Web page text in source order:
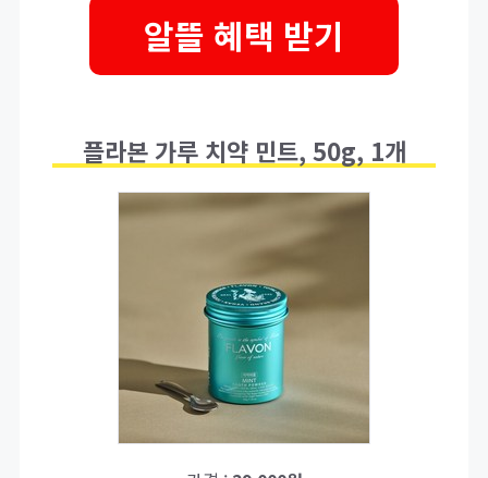
알뜰 혜택 받기
플라본 가루 치약 민트, 50g, 1개